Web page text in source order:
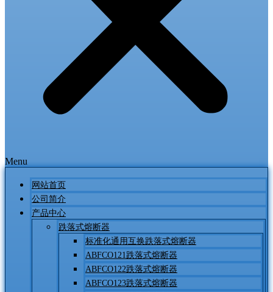
Menu
网站首页
公司简介
产品中心
跌落式熔断器
标准化通用互换跌落式熔断器
ABFCO121跌落式熔断器
ABFCO122跌落式熔断器
ABFCO123跌落式熔断器